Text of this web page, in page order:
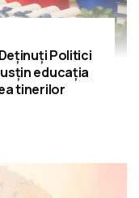
Politici
educația
tinerilor